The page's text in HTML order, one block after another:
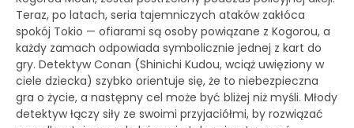
Teraz, po latach, seria tajemniczych ataków zakłóca
spokój Tokio — ofiarami są osoby powiązane z Kogorou, a
każdy zamach odpowiada symbolicznie jednej z kart do
gry. Detektyw Conan (Shinichi Kudou, wciąż uwięziony w
ciele dziecka) szybko orientuje się, że to niebezpieczna
gra o życie, a następny cel może być bliżej niż myśli. Młody
detektyw łączy siły ze swoimi przyjaciółmi, by rozwiązać